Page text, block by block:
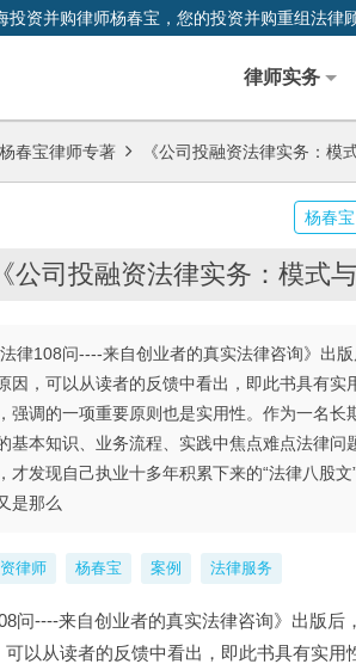
资并购律师杨春宝，您的投资并购重组法律
律师实务
杨春宝律师专著 《公司投融资法律实务：模
《公司投融资法律实务：模式
律108问----来自创业者的真实法律咨询》出
因，可以从读者的反馈中看出，即此书具有
强调的一项重要原则也是实用性。作为一名
基本知识、业务流程、实践中焦点难点法律
才发现自己执业十多年积累下来的“法律八股
是那么
律师 杨春宝 案例 法律服务
问----来自创业者的真实法律咨询》出版
以从读者的反馈中看出，即此书具有实用
杨春宝